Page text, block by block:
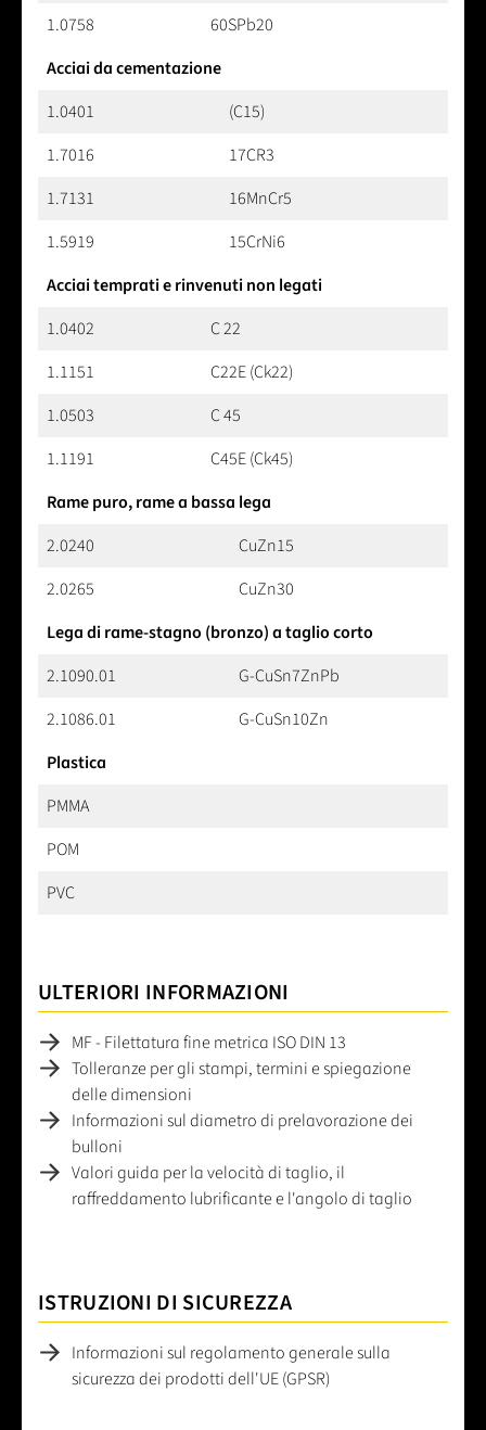
1.0758
60SPb20
Acciai da cementazione
1.0401
(C15)
1.7016
17CR3
1.7131
16MnCr5
1.5919
15CrNi6
Acciai temprati e rinvenuti non legati
1.0402
C 22
1.1151
C22E (Ck22)
1.0503
C 45
1.1191
C45E (Ck45)
Rame puro, rame a bassa lega
2.0240
CuZn15
2.0265
CuZn30
Lega di rame-stagno (bronzo) a taglio corto
2.1090.01
G-CuSn7ZnPb
2.1086.01
G-CuSn10Zn
Plastica
PMMA
POM
PVC
ULTERIORI INFORMAZIONI
MF - Filettatura fine metrica ISO DIN 13
Tolleranze per gli stampi, termini e spiegazione
delle dimensioni
Informazioni sul diametro di prelavorazione dei
bulloni
Valori guida per la velocità di taglio, il
raffreddamento lubrificante e l'angolo di taglio
ISTRUZIONI DI SICUREZZA
Informazioni sul regolamento generale sulla
sicurezza dei prodotti dell'UE (GPSR)